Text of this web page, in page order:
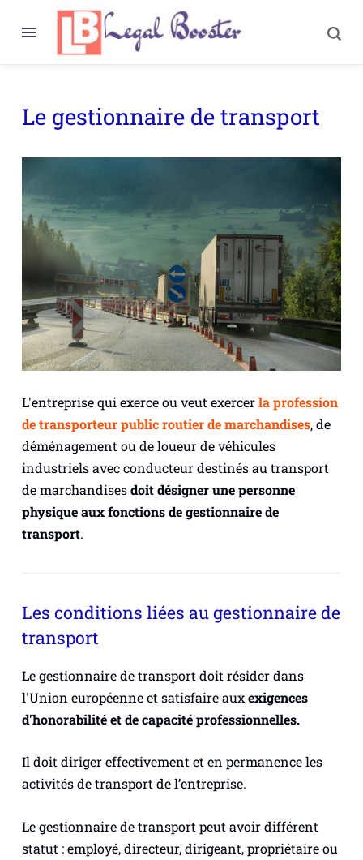
Le gestionnaire de transport
L'entreprise qui exerce ou veut exercerla profession
de transporteur public routier de marchandises, de
déménagement ou de loueur de véhicules
industriels avec conducteur destinés au transport
de marchandisesdoit désigner une personne
physique aux fonctions de gestionnaire de
transport.
Les conditions liées au gestionnaire de
transport
Le gestionnaire de transport doit résider dans
l'Union européenne et satisfaire auxexigences
d'honorabilité et de capacité professionnelles.
Il doit diriger effectivement et en permanence les
activités de transport de l’entreprise.
Le gestionnaire de transport peut avoir différent
statut : employé, directeur, dirigeant, propriétaire ou